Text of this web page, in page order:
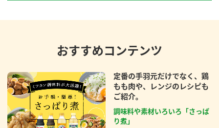
おすすめコンテンツ
定番の手羽元だけでなく、鶏
もも肉や、レンジのレシピも
ご紹介。
調味料や素材いろいろ「さっぱ
り煮」